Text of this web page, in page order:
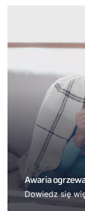
Awaria
Dowiedz się